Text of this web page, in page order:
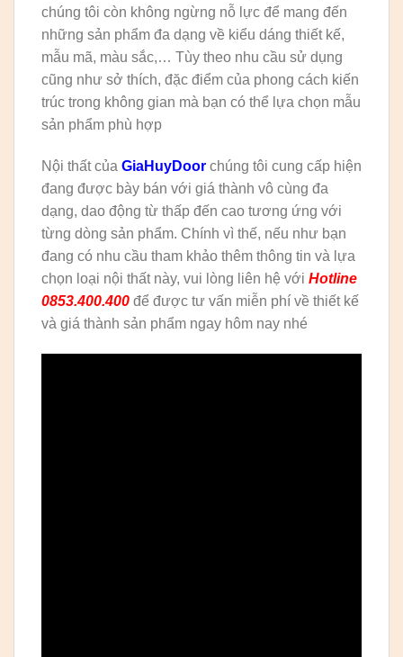
chúng tôi còn không ngừng nỗ lực để mang đến
những sản phẩm đa dạng về kiểu dáng thiết kế,
mẫu mã, màu sắc,… Tùy theo nhu cầu sử dụng
cũng như sở thích, đặc điểm của phong cách kiến
trúc trong không gian mà bạn có thể lựa chọn mẫu
sản phẩm phù hợp
Nội thất của GiaHuyDoor chúng tôi cung cấp hiện
đang được bày bán với giá thành vô cùng đa
dạng, dao động từ thấp đến cao tương ứng với
từng dòng sản phẩm. Chính vì thế, nếu như bạn
đang có nhu cầu tham khảo thêm thông tin và lựa
chọn loại nội thất này, vui lòng liên hệ với Hotline
0853.400.400 để được tư vấn miễn phí về thiết kế
và giá thành sản phẩm ngay hôm nay nhé